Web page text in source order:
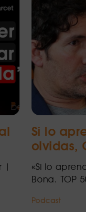
|
Si lo
olvidas,
«Si lo
Bona. TOP
Podcast